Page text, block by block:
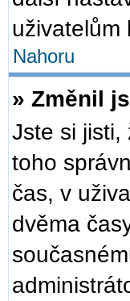
uživatelům
Nahoru
» Změnil
Jste si jisti,
toho
čas, v
dvěma